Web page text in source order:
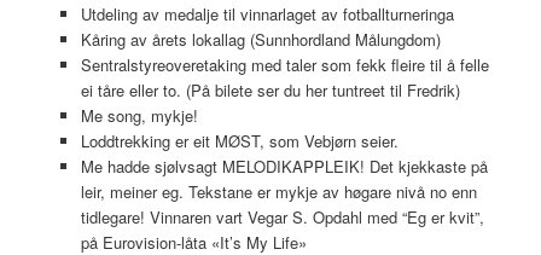
Utdeling av medalje til vinnarlaget av fotballturneringa
Kåring av årets lokallag (Sunnhordland Målungdom)
Sentralstyreoveretaking med taler som fekk fleire til å felle
ei tåre eller to. (På bilete ser du her tuntreet til Fredrik)
Me song, mykje!
Loddtrekking er eit MØST, som Vebjørn seier.
Me hadde sjølvsagt MELODIKAPPLEIK! Det kjekkaste på
leir, meiner eg. Tekstane er mykje av høgare nivå no enn
tidlegare! Vinnaren vart Vegar S. Opdahl med “Eg er kvit”,
på Eurovision-låta «It’s My Life»